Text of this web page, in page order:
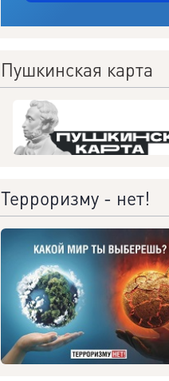
Пушкинская карта
Терроризму - нет!